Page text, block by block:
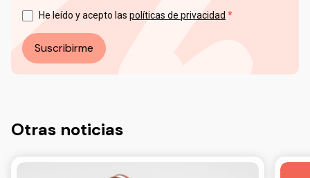
datos a través del correo electrónico: info@ceddd.org
He leído y acepto las políticas de privacidad
Suscribirme
Otras noticias